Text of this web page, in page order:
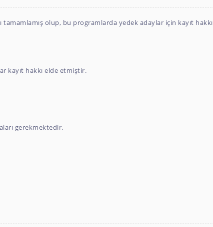
olup, bu programlarda yedek adaylar için kayıt hakkı
kayıt hakkı elde etmiştir.
gerekmektedir.